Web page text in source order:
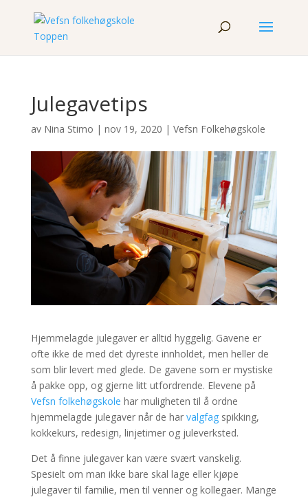
Julegavetips
av Nina Stimo | nov 19, 2020 | Vefsn Folkehøgskole
Hjemmelagde julegaver er alltid hyggelig. Gavene er
ofte ikke de med det dyreste innholdet, men heller de
som blir levert med glede. De gavene som er mystiske
å pakke opp, og gjerne litt utfordrende. Elevene på
Vefsn folkehøgskole har muligheten til å ordne
hjemmelagde julegaver når de har valgfagspikking,
kokkekurs, redesign, linjetimer og juleverksted.
Det å finne julegaver kan være svært vanskelig.
Spesielt om man ikke bare skal lage eller kjøpe
julegaver til familie, men til venner og kollegaer. Mange